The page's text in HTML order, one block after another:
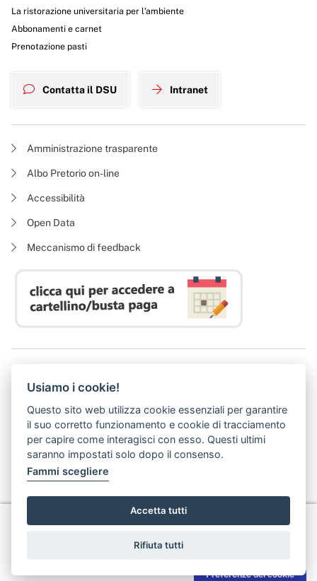
La ristorazione universitaria per l’ambiente
Abbonamenti e carnet
Prenotazione pasti
Contatta il DSU Intranet
Amministrazione trasparente
Albo Pretorio on-line
Accessibilità
Open Data
Meccanismo di feedback
P. I. 05913670484 | C. F. 94164020482
(abilitato alla ricezione di soli messaggi di posta elettronica certificata)
Usiamo i cookie!
Questo sito web utilizza cookie essenziali per garantire
il suo corretto funzionamento e cookie di tracciamento
per capire come interagisci con esso. Questi ultimi
saranno impostati solo dopo il consenso.
Fammi scegliere
Accetta tutti
Rifiuta tutti